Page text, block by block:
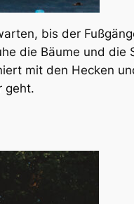
bis der
die Bäume und die
mit den Hecken
geht.